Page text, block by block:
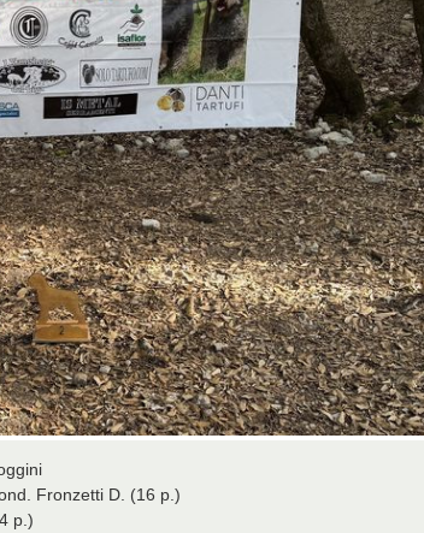
Fronzetti D. (16 p.)
p.)